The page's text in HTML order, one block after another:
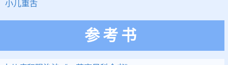
小儿重舌
参考书